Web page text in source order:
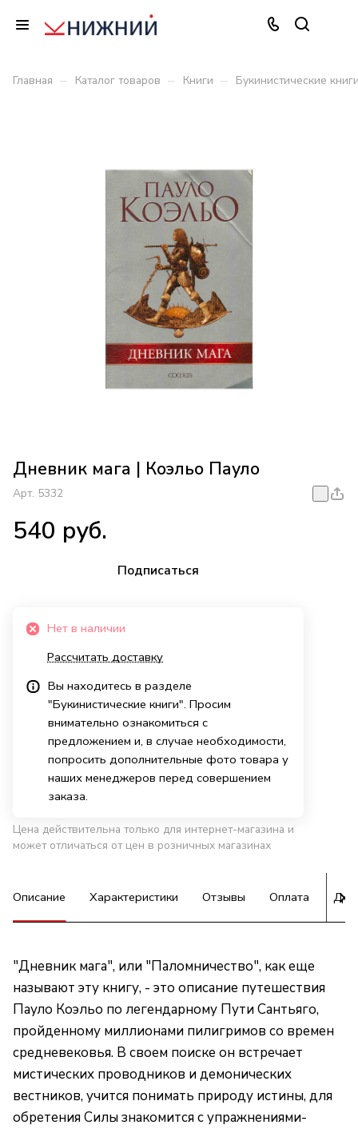
Главная – Каталог товаров – Книги – Букинистические
Дневник мага | Коэльо Пауло
Арт. 5332
540 руб.
Подписаться
Нет в наличии
Рассчитать доставку
Вы находитесь в разделе
"Букинистические книги". Просим
внимательно ознакомиться с
предложением и, в случае необходимости,
попросить дополнительные фото товара у
наших менеджеров перед совершением
заказа.
Цена действительна только для интернет-магазина и
может отличаться от цен в розничных магазинах
Описание Характеристики Отзывы Оплата
"Дневник мага", или "Паломничество", как еще
называют эту книгу, - это описание путешествия
Пауло Коэльо по легендарному Пути Сантьяго,
пройденному миллионами пилигримов со времен
средневековья. В своем поиске он встречает
мистических проводников и демонических
вестников, учится понимать природу истины, для
обретения Силы знакомится с упражнениями-